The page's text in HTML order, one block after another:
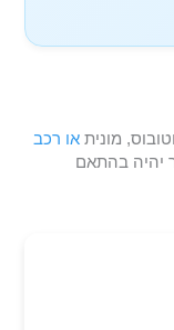
מוניתאו רכב
יהיה בהתאם